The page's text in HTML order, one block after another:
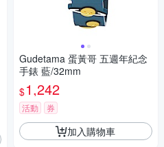
Gudetama 蛋黃哥 五週年紀念
手錶 藍/32mm
$1,242
活動 券
加入購物車